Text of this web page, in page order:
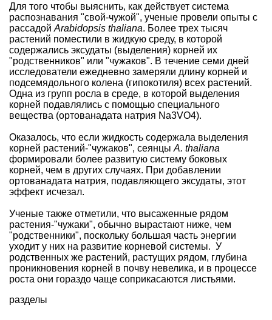
Для того чтобы выяснить, как действует система
распознавания "свой-чужой", ученые провели опыты с
рассадой Arabidopsis thaliana. Более трех тысяч
растений поместили в жидкую среду, в которой
содержались эксудаты (выделения) корней их
"родственников" или "чужаков". В течение семи дней
исследователи ежедневно замеряли длину корней и
подсемядольного колена (гипокотиля) всех растений.
Одна из групп росла в среде, в которой выделения
корней подавлялись с помощью специального
вещества (ортованадата натрия Na3VO4).
Оказалось, что если жидкость содержала выделения
корней растений-"чужаков", сеянцы A. thaliana
формировали более развитую систему боковых
корней, чем в других случаях. При добавлении
ортованадата натрия, подавляющего эксудаты, этот
эффект исчезал.
Ученые также отметили, что высаженные рядом
растения-"чужаки", обычно вырастают ниже, чем
"родственники", поскольку большая часть энергии
уходит у них на развитие корневой системы. У
родственных же растений, растущих рядом, глубина
проникновения корней в почву невелика, и в процессе
роста они гораздо чаще соприкасаются листьями.
разделы